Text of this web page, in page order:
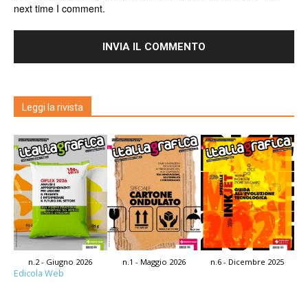
next time I comment.
Leggi la rivista
n.2 - Giugno 2026 n.1 - Maggio 2026 n.6 - Dicembre 2025
Edicola Web